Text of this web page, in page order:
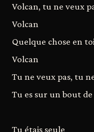
Volcan, tu ne veux
Volcan
Quelque chose en
Volcan
Tu ne veux pas, tu
Tu es sur un bout
Tu étais seule